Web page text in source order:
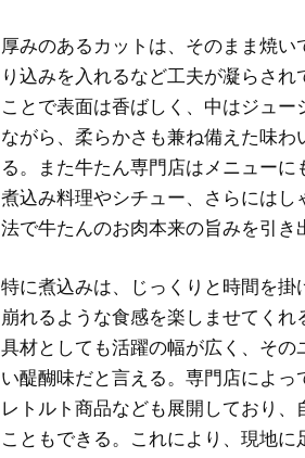
厚みのあるカットは、そのまま焼
り込みを入れるなど工夫が凝らさ
ことで表面は香ばしく、中はジュ
ながら、柔らかさも兼ね備えた味
る。また牛たん専門店はメニューに
煮込み料理やシチュー、さらには
法で牛たんのお肉本来の旨みを引き
特に煮込みは、じっくりと時間を
崩れるような食感を楽しませてく
具材としても活躍の幅が広く、そ
い醍醐味だと言える。専門店によっ
レトルト商品なども展開しており
こともできる。これにより、現地